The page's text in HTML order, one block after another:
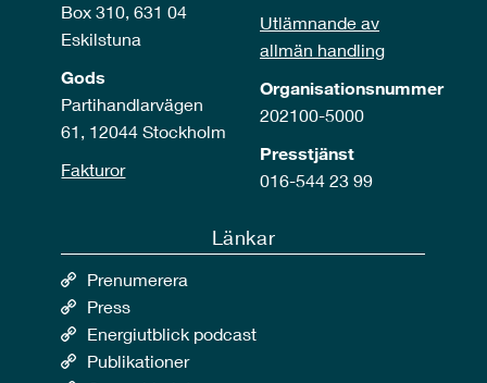
Box 310, 631 04
Eskilstuna
Gods
Partihandlarvägen
61, 12044 Stockholm
Fakturor
Utlämnande av
allmän handling
Organisationsnummer
202100-5000
Presstjänst
016-544 23 99
Länkar
Prenumerera
Press
Energiutblick podcast
Publikationer